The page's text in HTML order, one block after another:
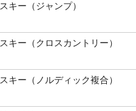
スキー（ジャンプ）
スキー（クロスカントリー）
スキー（ノルディック複合）